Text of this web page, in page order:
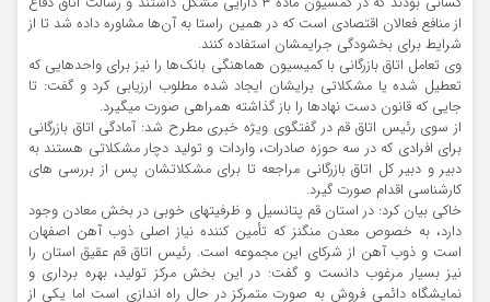
از منافع فعالان اقتصادی است که در همین راستا به آن‌ها مشاوره داده شد تا از
شرایط برای بخشودگی جرایمشان استفاده کنند.
وی تعامل اتاق بازرگانی با کمیسیون هماهنگی بانک‌ها را نیز برای واحدهایی که
تعطیل شده یا مشکلاتی برایشان ایجاد شده مطلوب ارزیابی کرد و گفت: تا
جایی که قانون دست نهادها را باز ‌گذاشته همراهی صورت میگیرد.
از سوی رئیس اتاق قم در گفتگوی ویژه خبری مطرح شد: آمادگی اتاق بازرگانی
برای افرادی که در سه حوزه صادرات، واردات و تولید دچار مشکلاتی هستند به
دبیر و دبیر کل اتاق بازرگانی مراجعه تا برای مشکلاتشان پس از بررسی های
کارشناسی اقدام صورت گیرد.
خاکی بیان کرد: در استان قم پتانسیل و ظرفیتهای خوبی در بخش معادن وجود
دارد، به خصوص معدن منگنز که تأمین کننده نیاز اصلی ذوب آهن اصفهان
است و ذوب آهن از شرکای این مجموعه است. رئیس اتاق قم عقیق استان را
نیز بسیار مرغوب دانست و گفت: در این بخش مرکز تولید، بهره برداری و
نمایشگاه دائمی فروش به صورت متمرکز در حال راه اندازی است اما یکی از